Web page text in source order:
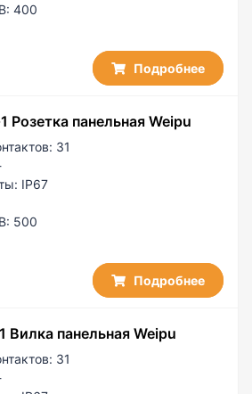
400
Подробнее
Розетка панельная Weipu
31
IP67
500
Подробнее
Вилка панельная Weipu
31